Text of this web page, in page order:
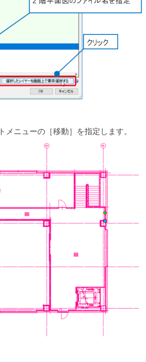
メニューの［移動］を指定します。